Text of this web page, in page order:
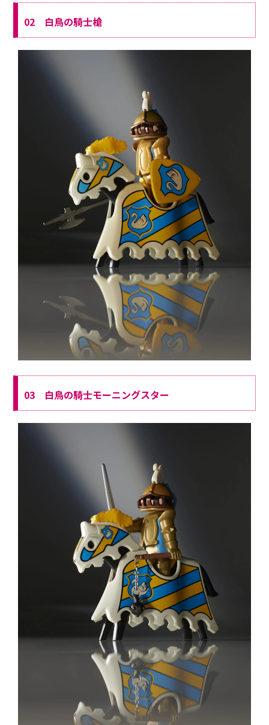
02 白鳥の騎士槍
03 白鳥の騎士モーニングスター